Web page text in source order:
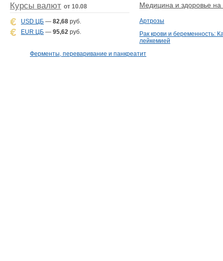
Курсы валют от 10.08
USD ЦБ — 82,68 руб.
EUR ЦБ — 95,62 руб.
Медицина и здоровье на
Артрозы
Рак крови и беременность:
лейкемией
Ферменты, переваривание и панкреатит